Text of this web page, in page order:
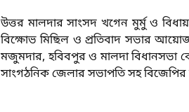
উত্তর মালদার সাংসদ খগেন মুর্মু ও
বিক্ষোভ মিছিল ও প্রতিবাদ সভার আয়োজন
মজুমদার, হবিবপুর ও মালদা বিধানসভা
সাংগঠনিক জেলার সভাপতি সহ বিজেপির